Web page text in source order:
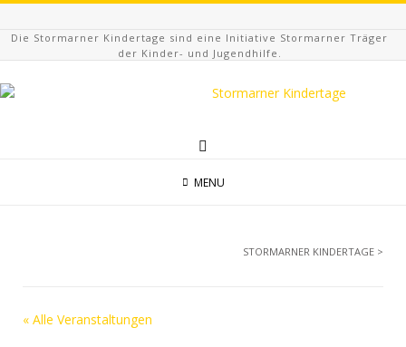
Die Stormarner Kindertage sind eine Initiative Stormarner Träger
der Kinder- und Jugendhilfe.
MENU
STORMARNER KINDERTAGE >
« Alle Veranstaltungen